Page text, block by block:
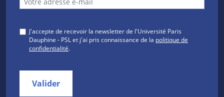
J'accepte de recevoir la newsletter de l'Université Paris
Dauphine - PSL et j'ai pris connaissance de la politique de
confidentialité.
Valider